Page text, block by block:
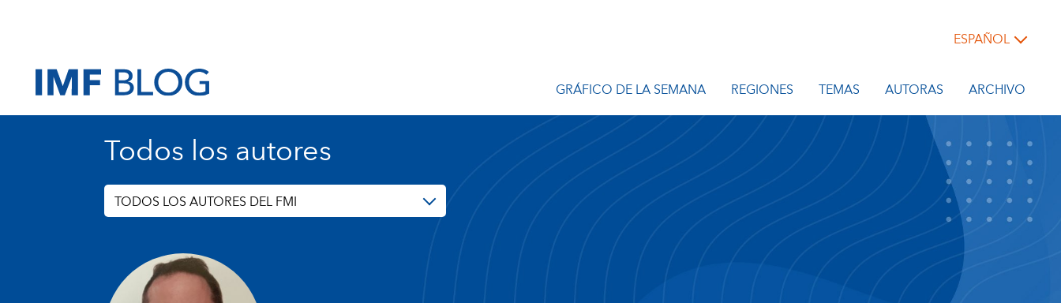
ESPAÑOL
GRÁFICO DE LA SEMANA REGIONES TEMAS AUTORAS ARCHIVO
Todos los autores
TODOS LOS AUTORES DEL FMI